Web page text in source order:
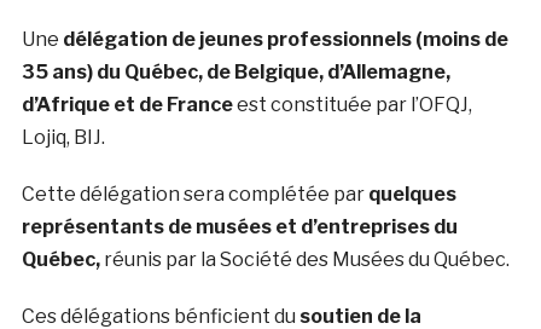
Une délégation de jeunes professionnels (moins de
35 ans) du Québec, de Belgique, d’Allemagne,
d’Afrique et de Franceest constituée par l’OFQJ,
Lojiq, BIJ.
Cette délégation sera complétée par quelques
représentants de musées et d’entreprises du
Québec,réunis par la Société des Musées du Québec.
Ces délégations bénficient du soutien de la